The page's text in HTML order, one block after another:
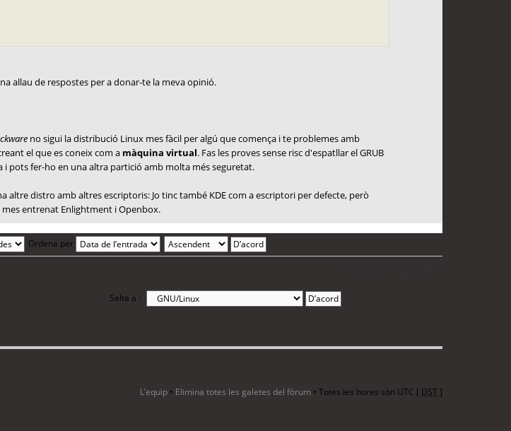
allau de respostes per a donar-te la meva opinió.
no sigui la distribució Linux mes fàcil per algú que comença i te problemes amb
el que es coneix com a màquina virtual. Fas les proves sense risc d'espatllar el GRUB
i pots fer-ho en una altra partició amb molta més seguretat.
distro amb altres escriptoris: Jo tinc també KDE com a escriptori per defecte, però
mes entrenat Enlightment i Openbox.
Ordena per
Salta a :
L’equip • Elimina totes les galetes del fòrum • Totes les hores són UTC [ DST]